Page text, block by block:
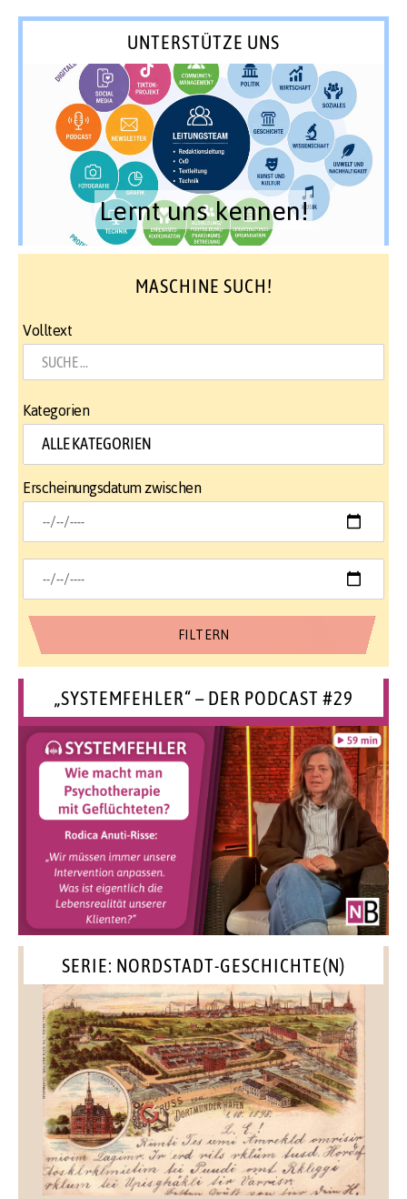
UNTERSTÜTZE UNS
Lernt uns kennen!
MASCHINE SUCH!
Volltext
Kategorien
Erscheinungsdatum zwischen
„SYSTEMFEHLER“ – DER PODCAST #29
SERIE: NORDSTADT-GESCHICHTE(N)